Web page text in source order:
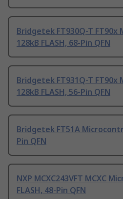
Bridgetek FT930Q-T
128kB FLASH, 68-Pin QFN
Bridgetek FT931Q-T
128kB FLASH, 56-Pin QFN
Bridgetek FT51A
Pin QFN
NXP MCXC243VFT MCXC
FLASH, 48-Pin QFN